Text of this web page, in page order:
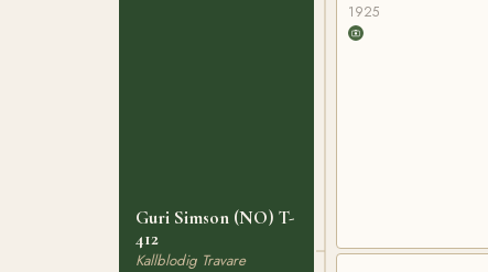
Guri Simson (NO) T-
412
Kallblodig Travare
1925